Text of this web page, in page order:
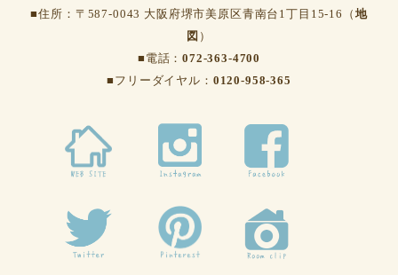
■住所：〒587-0043 大阪府堺市美原区青南台1丁目15-16（ 地
図 ）
■電話：072-363-4700
■フリーダイヤル： 0120-958-365